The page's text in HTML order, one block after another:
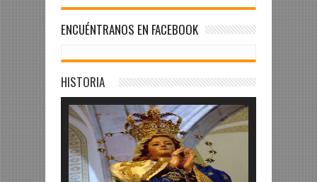
ENCUÉNTRANOS EN FACEBOOK
HISTORIA